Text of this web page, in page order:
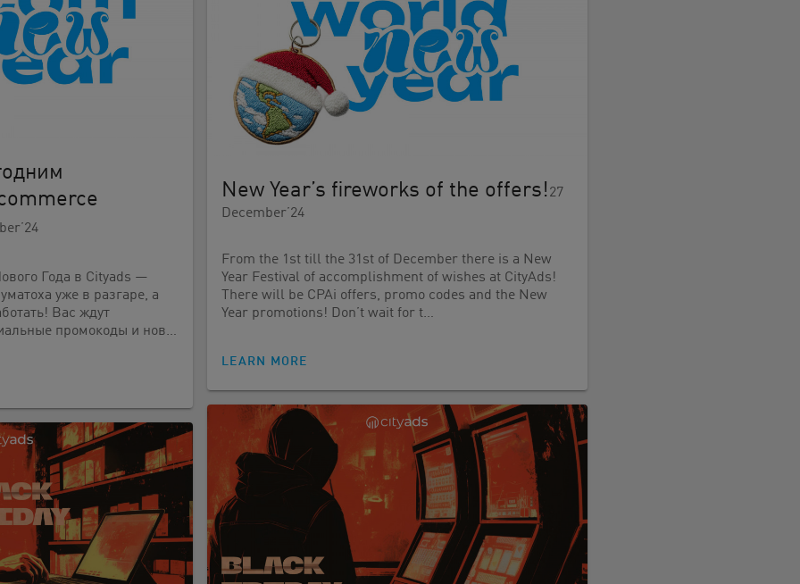
Года в Cityads —
уже в разгаре, а
Вас ждут
промокоды и нов…
New Year’s fireworks of the offers! 27
December’24
From the 1st till the 31st of December there is a New
Year Festival of accomplishment of wishes at CityAds!
There will be CPAi offers, promo codes and the New
Year promotions! Don’t wait for t…
LEARN MORE